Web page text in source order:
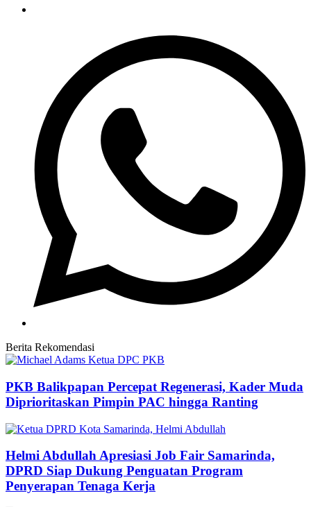
Berita Rekomendasi
PKB Balikpapan Percepat Regenerasi, Kader Muda
Diprioritaskan Pimpin PAC hingga Ranting
Helmi Abdullah Apresiasi Job Fair Samarinda,
DPRD Siap Dukung Penguatan Program
Penyerapan Tenaga Kerja